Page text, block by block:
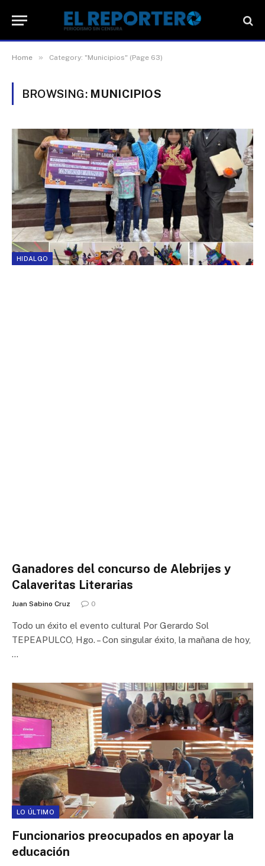
Home » Category: "Municipios" (Page 63)
BROWSING: MUNICIPIOS
HIDALGO
Ganadores del concurso de Alebrijes y
Calaveritas Literarias
Juan Sabino Cruz 0
Todo un éxito el evento cultural Por Gerardo Sol
TEPEAPULCO, Hgo. – Con singular éxito, la mañana de hoy,
…
LO ÚLTIMO
Funcionarios preocupados en apoyar la
educación